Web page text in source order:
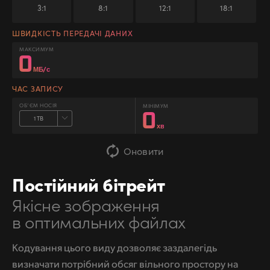
3:1 8:1 12:1 18:1
ШВИДКІСТЬ ПЕРЕДАЧІ ДАНИХ
МАКСИМУМ
0 МБ/с
ЧАС ЗАПИСУ
ОБ’ЄМ НОСІЯ
1 TB
МІНІМУМ
0 хв
Оновити
Постійний бітрейт
Якісне зображення
в оптимальних файлах
Кодування цього виду дозволяє заздалегідь
визначати потрібний обсяг вільного простору на